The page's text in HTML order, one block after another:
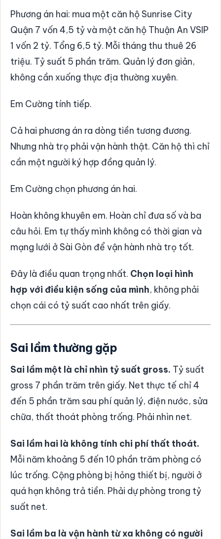
Phương án hai: mua một căn hộ Sunrise City
Quận 7 vốn 4,5 tỷ và một căn hộ Thuận An VSIP
1 vốn 2 tỷ. Tổng 6,5 tỷ. Mỗi tháng thu thuê 26
triệu. Tỷ suất 5 phần trăm. Quản lý đơn giản,
không cần xuống thực địa thường xuyên.
Em Cường tính tiếp.
Cả hai phương án ra dòng tiền tương đương.
Nhưng nhà trọ phải vận hành thật. Căn hộ thì chỉ
cần một người ký hợp đồng quản lý.
Em Cường chọn phương án hai.
Hoàn không khuyên em. Hoàn chỉ đưa số và ba
câu hỏi. Em tự thấy mình không có thời gian và
mạng lưới ở Sài Gòn để vận hành nhà trọ tốt.
Đây là điều quan trọng nhất. Chọn loại hình
hợp với điều kiện sống của mình, không phải
chọn cái có tỷ suất cao nhất trên giấy.
Sai lầm thường gặp
Sai lầm một là chỉ nhìn tỷ suất gross. Tỷ suất
gross 7 phần trăm trên giấy. Net thực tế chỉ 4
đến 5 phần trăm sau phí quản lý, điện nước, sửa
chữa, thất thoát phòng trống. Phải nhìn net.
Sai lầm hai là không tính chi phí thất thoát.
Mỗi năm khoảng 5 đến 10 phần trăm phòng có
lúc trống. Cộng phòng bị hỏng thiết bị, người ở
quá hạn không trả tiền. Phải dự phòng trong tỷ
suất net.
Sai lầm ba là vận hành từ xa không có người